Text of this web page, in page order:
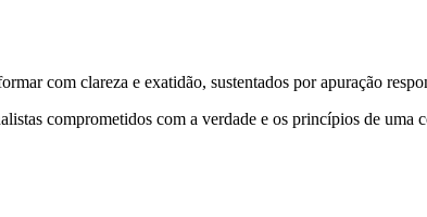
com clareza e exatidão, sustentados por apuração
comprometidos com a verdade e os princípios de uma